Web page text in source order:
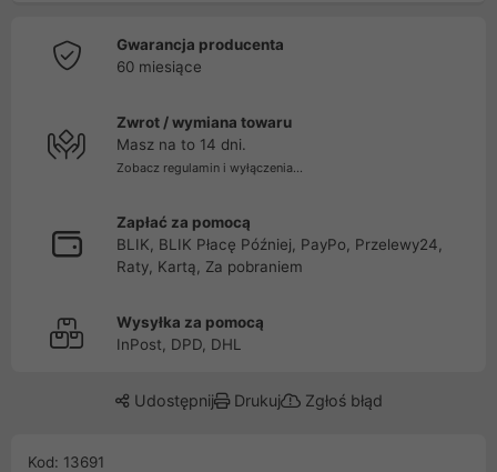
Gwarancja producenta
60 miesiące
Zwrot / wymiana towaru
Masz na to 14 dni.
Zobacz regulamin i wyłączenia...
Zapłać za pomocą
BLIK, BLIK Płacę Później, PayPo, Przelewy24,
Raty, Kartą, Za pobraniem
Wysyłka za pomocą
InPost, DPD, DHL
Udostępnij Drukuj Zgłoś błąd
Kod: 13691